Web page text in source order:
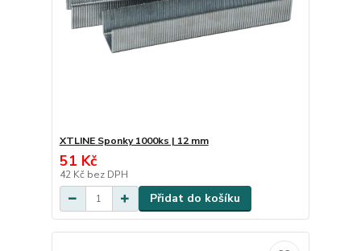
XTLINE Sponky 1000ks | 12 mm
51 Kč
42 Kč bez DPH
Přidat do košíku